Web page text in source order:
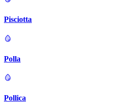
Pisciotta
Polla
Pollica